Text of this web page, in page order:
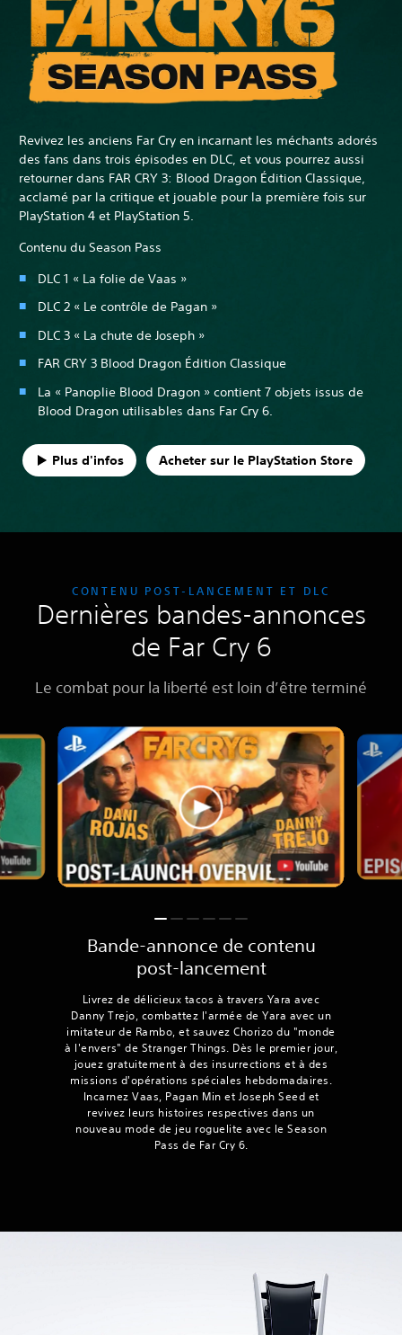
Revivez les anciens Far Cry en incarnant les méchants adorés
des fans dans trois épisodes en DLC, et vous pourrez aussi
retourner dans FAR CRY 3: Blood Dragon Édition Classique,
acclamé par la critique et jouable pour la première fois sur
PlayStation 4 et PlayStation 5.
Contenu du Season Pass
DLC 1 « La folie de Vaas »
DLC 2 « Le contrôle de Pagan »
DLC 3 « La chute de Joseph »
FAR CRY 3 Blood Dragon Édition Classique
La « Panoplie Blood Dragon » contient 7 objets issus de
Blood Dragon utilisables dans Far Cry 6.
Plus d'infos Acheter sur le PlayStation Store
CONTENU POST-LANCEMENT ET DLC
Dernières bandes-annonces
de Far Cry 6
Le combat pour la liberté est loin d’être terminé
Bande-annonce de contenu
post-lancement
Livrez de délicieux tacos à travers Yara avec
Danny Trejo, combattez l'armée de Yara avec un
imitateur de Rambo, et sauvez Chorizo du "monde
à l'envers" de Stranger Things. Dès le premier jour,
jouez gratuitement à des insurrections et à des
missions d'opérations spéciales hebdomadaires.
Incarnez Vaas, Pagan Min et Joseph Seed et
revivez leurs histoires respectives dans un
nouveau mode de jeu roguelite avec le Season
Pass de Far Cry 6.